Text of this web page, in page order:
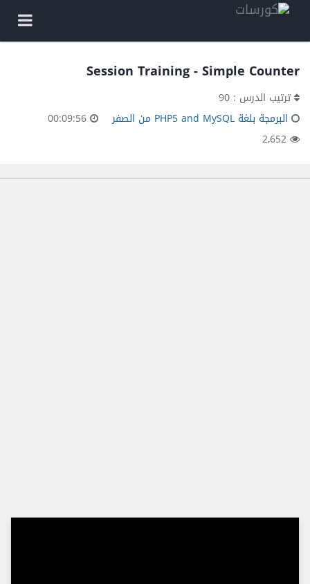
Session Training - Simple Counter
ترتيب الدرس : 90
البرمجة بلغة PHP5 and MySQL من الصفر